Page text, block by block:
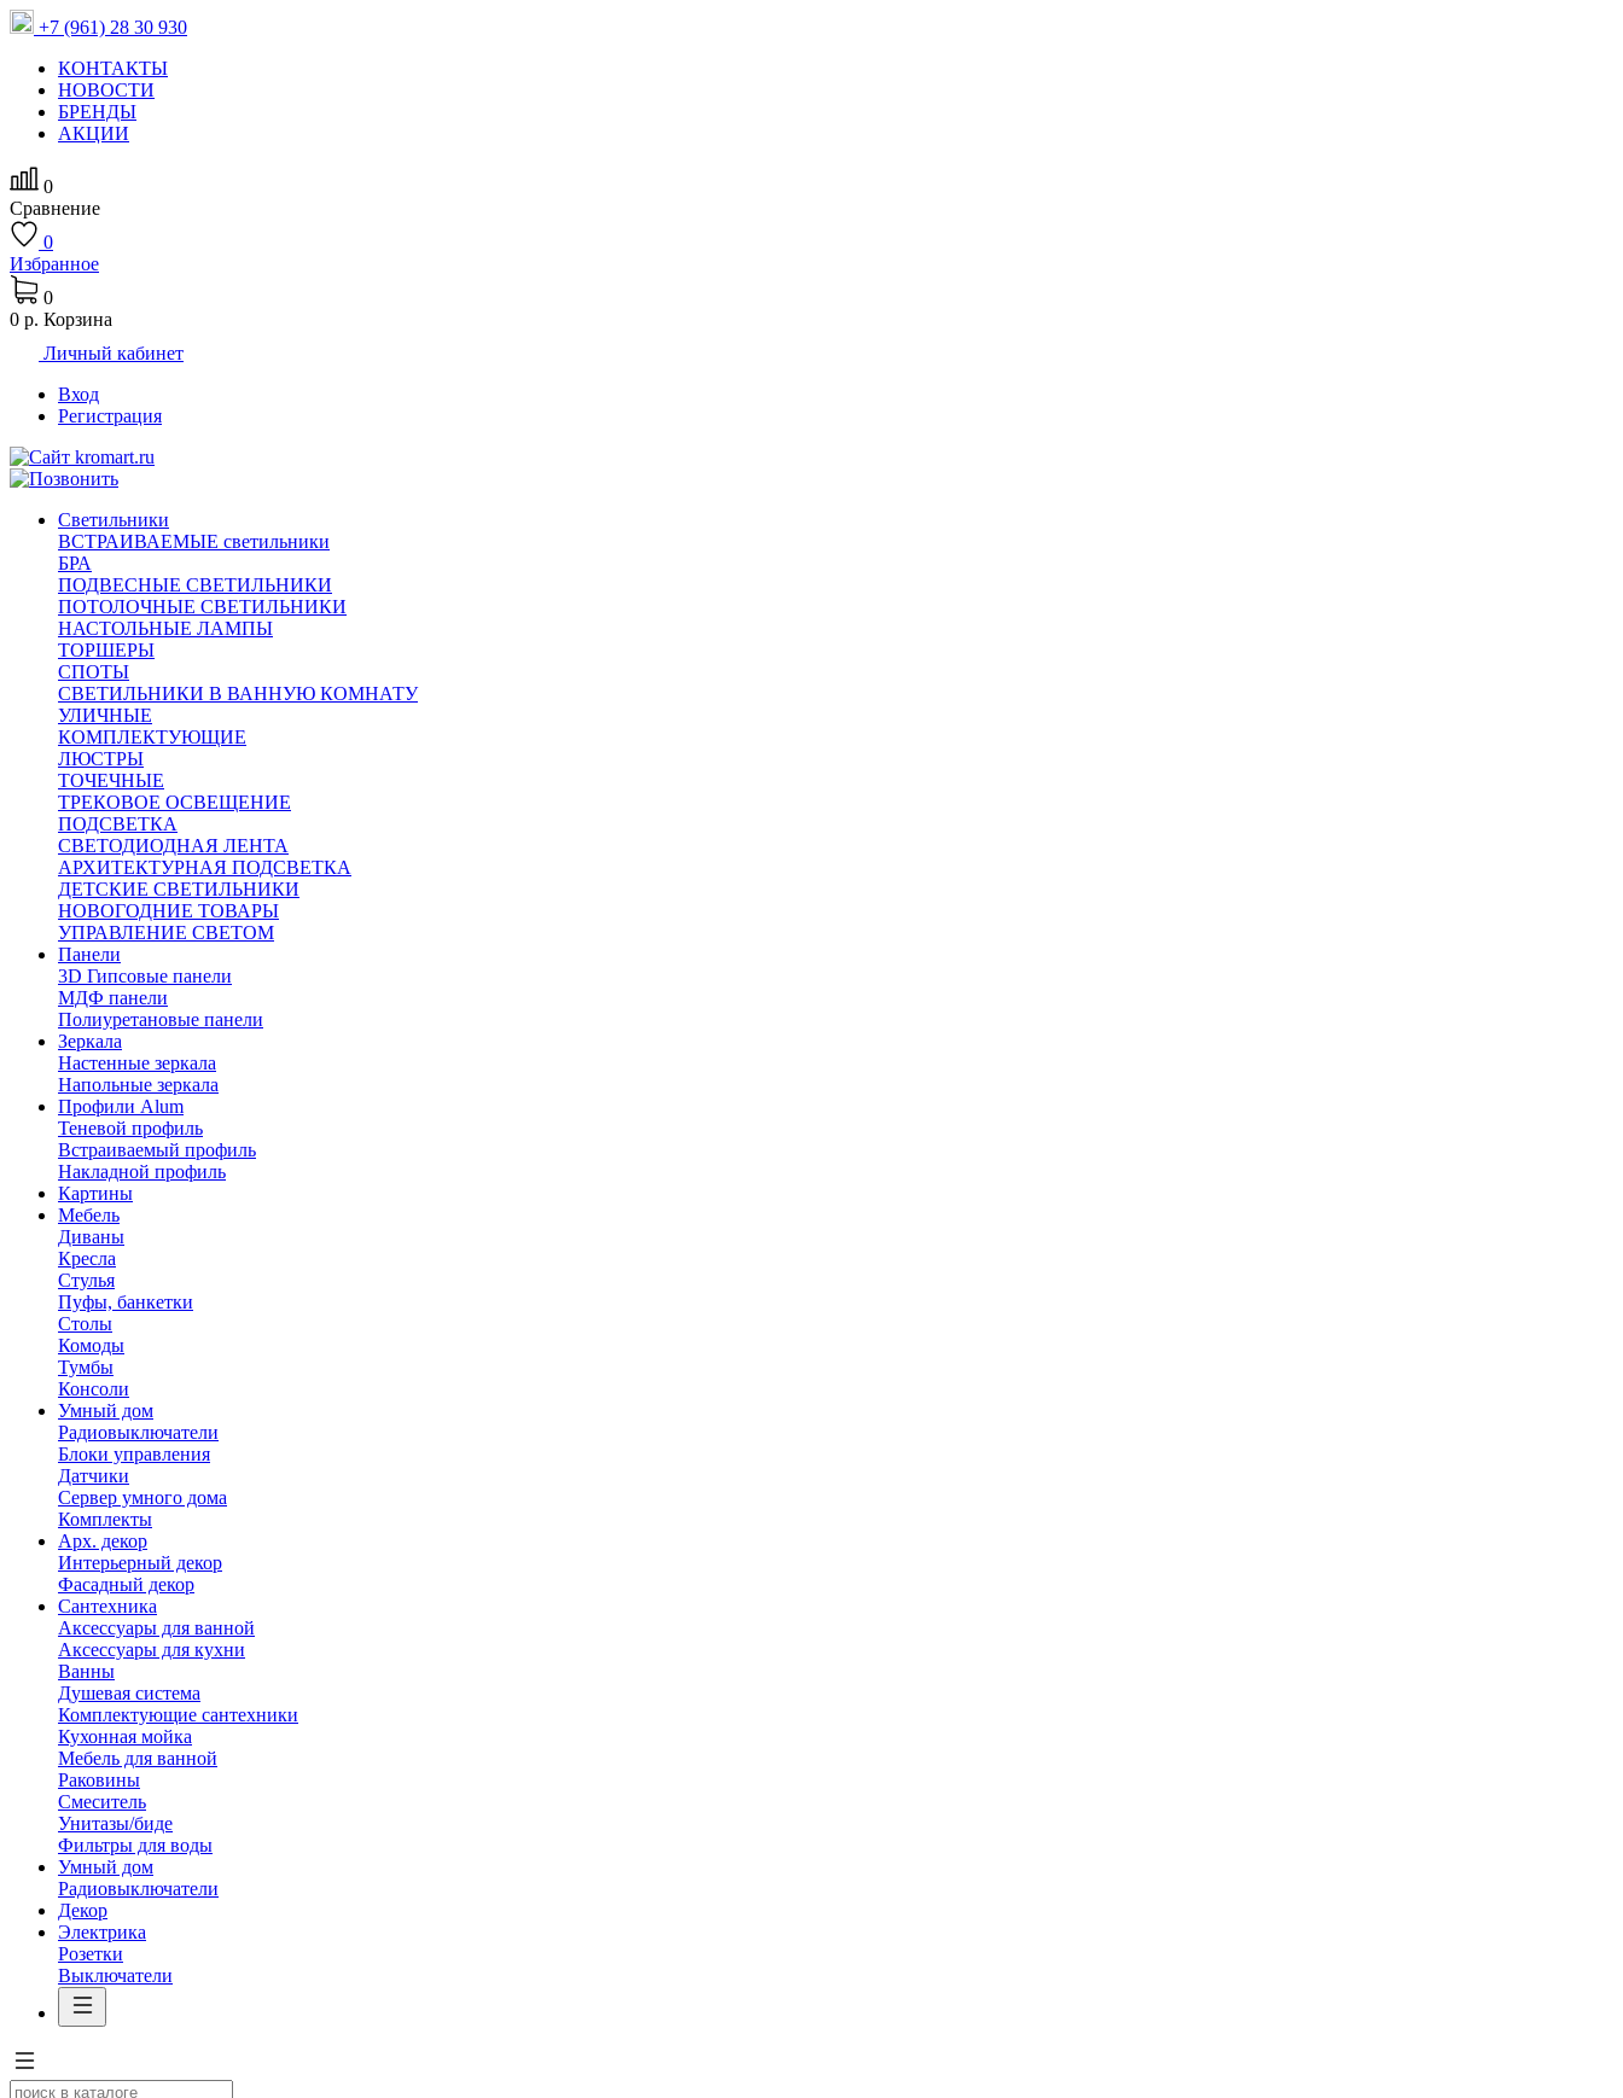
+7 (961) 28 30 930
КОНТАКТЫ
НОВОСТИ
БРЕНДЫ
АКЦИИ
0
Сравнение
0
Избранное
0
0 р. Корзина
Личный кабинет
Вход
Регистрация
Светильники
ВСТРАИВАЕМЫЕ светильники
БРА
ПОДВЕСНЫЕ СВЕТИЛЬНИКИ
ПОТОЛОЧНЫЕ СВЕТИЛЬНИКИ
НАСТОЛЬНЫЕ ЛАМПЫ
ТОРШЕРЫ
СПОТЫ
СВЕТИЛЬНИКИ В ВАННУЮ КОМНАТУ
УЛИЧНЫЕ
КОМПЛЕКТУЮЩИЕ
ЛЮСТРЫ
ТОЧЕЧНЫЕ
ТРЕКОВОЕ ОСВЕЩЕНИЕ
ПОДСВЕТКА
СВЕТОДИОДНАЯ ЛЕНТА
АРХИТЕКТУРНАЯ ПОДСВЕТКА
ДЕТСКИЕ СВЕТИЛЬНИКИ
НОВОГОДНИЕ ТОВАРЫ
УПРАВЛЕНИЕ СВЕТОМ
Панели
3D Гипсовые панели
МДФ панели
Полиуретановые панели
Зеркала
Настенные зеркала
Напольные зеркала
Профили Alum
Теневой профиль
Встраиваемый профиль
Накладной профиль
Картины
Мебель
Диваны
Кресла
Стулья
Пуфы, банкетки
Столы
Комоды
Тумбы
Консоли
Умный дом
Радиовыключатели
Блоки управления
Датчики
Сервер умного дома
Комплекты
Арх. декор
Интерьерный декор
Фасадный декор
Сантехника
Аксессуары для ванной
Аксессуары для кухни
Ванны
Душевая система
Комплектующие сантехники
Кухонная мойка
Мебель для ванной
Раковины
Смеситель
Унитазы/биде
Фильтры для воды
Умный дом
Радиовыключатели
Декор
Электрика
Розетки
Выключатели